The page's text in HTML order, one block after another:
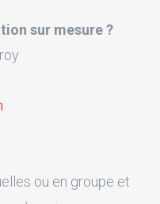
sur mesure ?
ou en groupe et